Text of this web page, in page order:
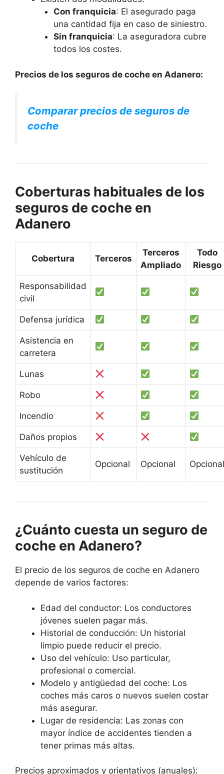
Con franquicia: El asegurado paga
una cantidad fija en caso de siniestro.
Sin franquicia: La aseguradora cubre
todos los costes.
Precios de los seguros de coche en Adanero:
Comparar precios de seguros de
coche
Coberturas habituales de los
seguros de coche en
Adanero
Cobertura Terceros
Terceros
Ampliado
Todo
Riesgo
Responsabilidad
civil
Defensa jurídica
Asistencia en
carretera
Lunas
Robo
Incendio
Daños propios
Vehículo de
sustitución
Opcional Opcional Opcional
¿Cuánto cuesta un seguro de
coche en Adanero?
El precio de los seguros de coche en Adanero
depende de varios factores:
Edad del conductor: Los conductores
jóvenes suelen pagar más.
Historial de conducción: Un historial
limpio puede reducir el precio.
Uso del vehículo: Uso particular,
profesional o comercial.
Modelo y antigüedad del coche: Los
coches más caros o nuevos suelen costar
más asegurar.
Lugar de residencia: Las zonas con
mayor índice de accidentes tienden a
tener primas más altas.
Precios aproximados y orientativos (anuales):